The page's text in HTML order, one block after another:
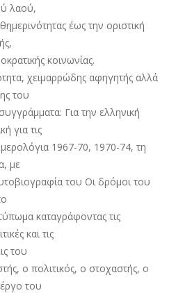
λαού,
έως την οριστική
κοινωνίας.
χειμαρρώδης αφηγητής αλλά
του
Για την ελληνική
για τις
1967-70, 1970-74, τη
με
του Οι δρόμοι του
καταγράφοντας τις
και τις
του
ο πολιτικός, ο στοχαστής, ο
του